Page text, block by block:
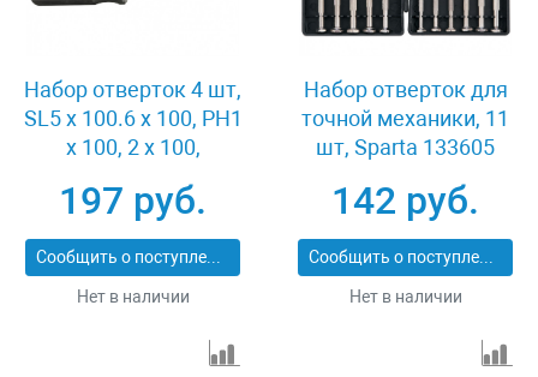
Набор отверток 4 шт,
SL5 x 100.6 x 100, PH1
x 100, 2 x 100,
пластиковая
рукоятка Sparta 13220
197 руб.
Сообщить о поступлении
Нет в наличии
Набор отверток для
точной механики, 11
шт, Sparta 133605
142 руб.
Сообщить о поступлении
Нет в наличии